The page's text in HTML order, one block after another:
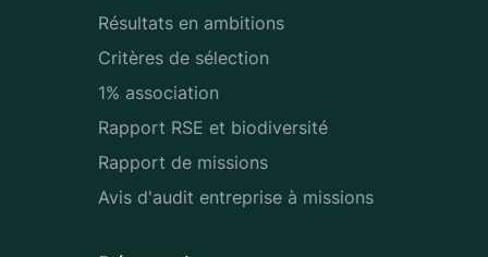
Résultats en ambitions
Critères de sélection
1% association
Rapport RSE et biodiversité
Rapport de missions
Avis d'audit entreprise à missions